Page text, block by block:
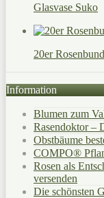
Glasvase Suko
20er
Information
Blumen zum
Rasendoktor –
Obstbäume
COMPO®
Rosen als
versenden
Die schönsten